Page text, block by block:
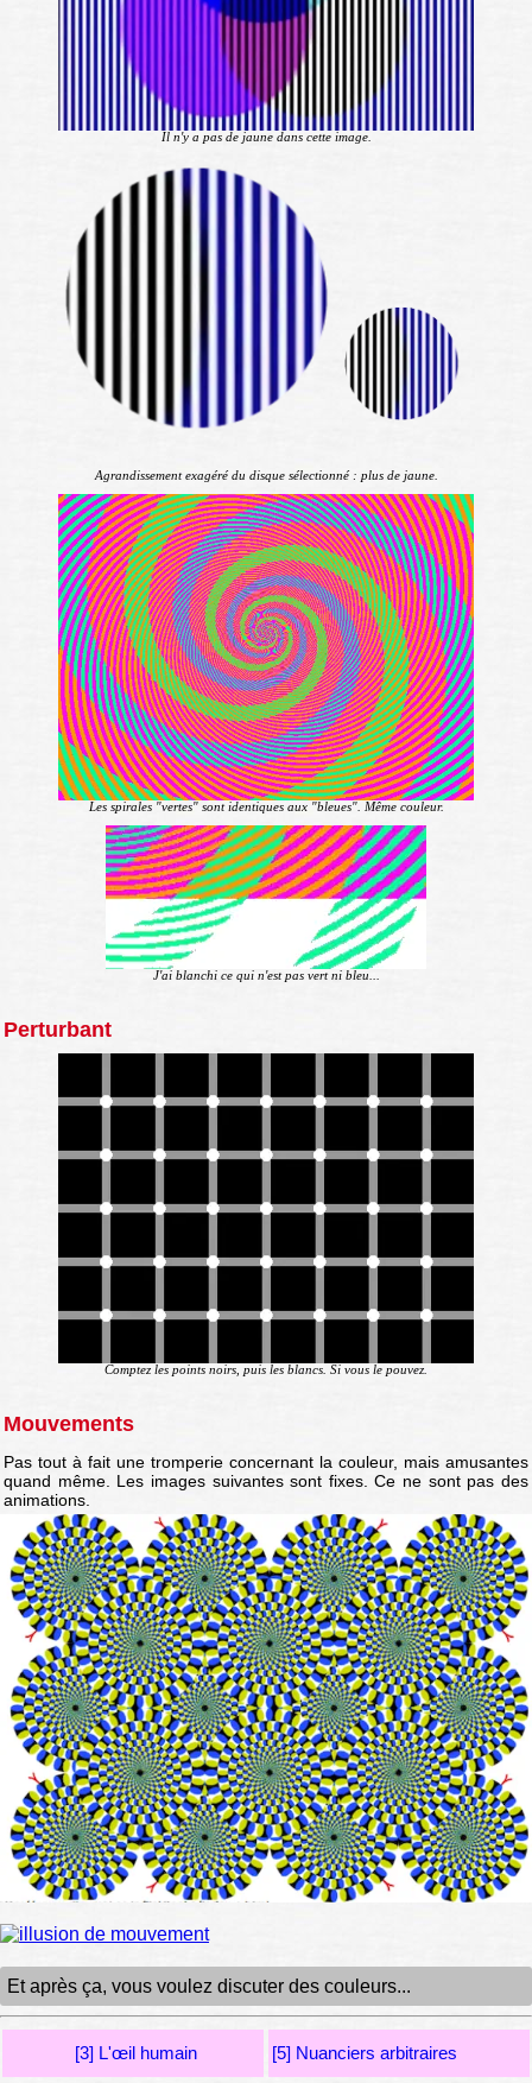
Il n'y a pas de jaune dans cette image.
Agrandissement exagéré du disque sélectionné : plus de jaune.
Les spirales "vertes" sont identiques aux "bleues". Même couleur.
J'ai blanchi ce qui n'est pas vert ni bleu...
Perturbant
Comptez les points noirs, puis les blancs. Si vous le pouvez.
Mouvements
Pas tout à fait une tromperie concernant la couleur, mais amusantes
quand même. Les images suivantes sont fixes. Ce ne sont pas des
animations.
Et après ça, vous voulez discuter des couleurs...
[3] L'œil humain [5] Nuanciers arbitraires